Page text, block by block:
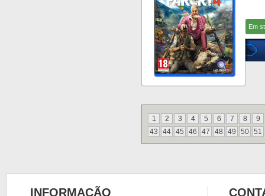
Em
1 2 3 4 5 6 7 8
9
43
44 45 46 47 48 49 50 51
INFORMAÇÃO